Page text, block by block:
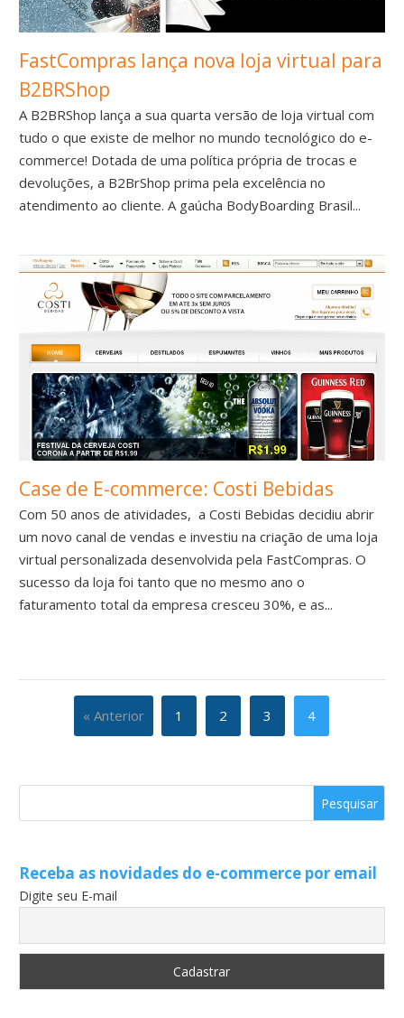
FastCompras lança nova loja virtual para
B2BRShop
A B2BRShop lança a sua quarta versão de loja virtual com
tudo o que existe de melhor no mundo tecnológico do e-
commerce! Dotada de uma política própria de trocas e
devoluções, a B2BrShop prima pela excelência no
atendimento ao cliente. A gaúcha BodyBoarding Brasil...
Case de E-commerce: Costi Bebidas
Com 50 anos de atividades, a Costi Bebidas decidiu abrir
um novo canal de vendas e investiu na criação de uma loja
virtual personalizada desenvolvida pela FastCompras. O
sucesso da loja foi tanto que no mesmo ano o
faturamento total da empresa cresceu 30%, e as...
« Anterior 1 2 3 4
Receba as novidades do e-commerce por email
Digite seu E-mail